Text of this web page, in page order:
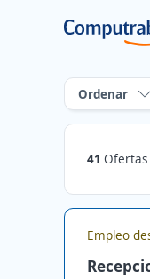
Ordenar
41 Ofertas de
Empleo